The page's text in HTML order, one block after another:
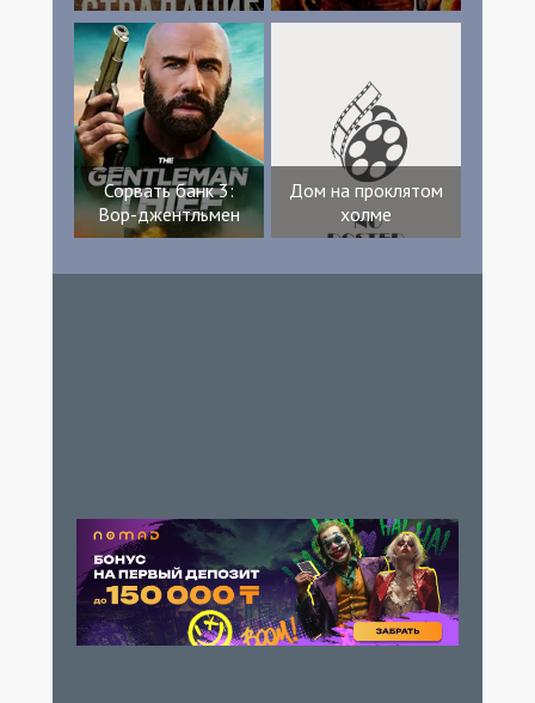
Сорвать банк 3:
Вор-джентльмен
Дом на проклятом
холме